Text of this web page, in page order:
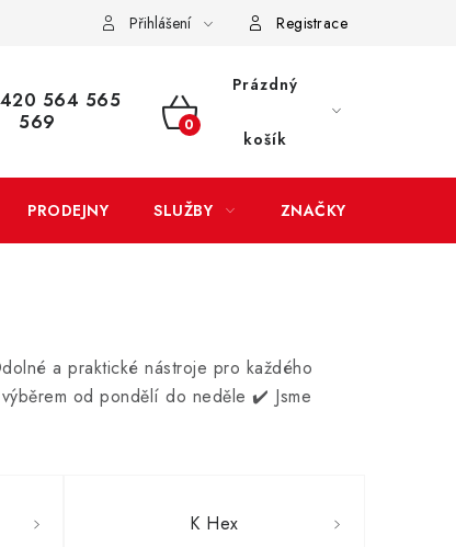
EXPEDICE ZBOŽÍ REKLAMACE ZAKOUPENÉHO ZBOŽÍ
Přihlášení Registrace
564 565
569
NÁKUPNÍ
Prázdný
košík
PRODEJNY SLUŽBY ZNAČKY
a praktické nástroje pro každého
od pondělí do neděle ✔️ Jsme
K Hex